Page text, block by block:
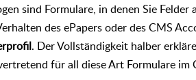
sind Formulare, in denen Sie
des ePapers oder des CMS
. Der Vollständigkeit halber
für all diese Art Formulare im